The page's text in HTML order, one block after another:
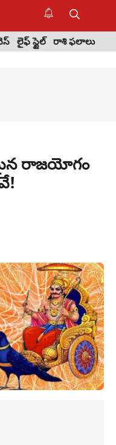
లైఫ్ స్టైల్ రాశి ఫలాలు
రాజయోగం